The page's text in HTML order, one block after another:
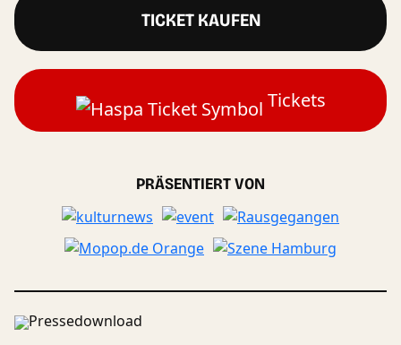
TICKET KAUFEN
Tickets
PRÄSENTIERT VON
Pressedownload